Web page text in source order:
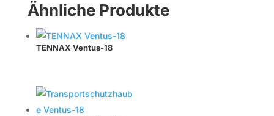
Ähnliche Produkte
TENNAX Ventus-18